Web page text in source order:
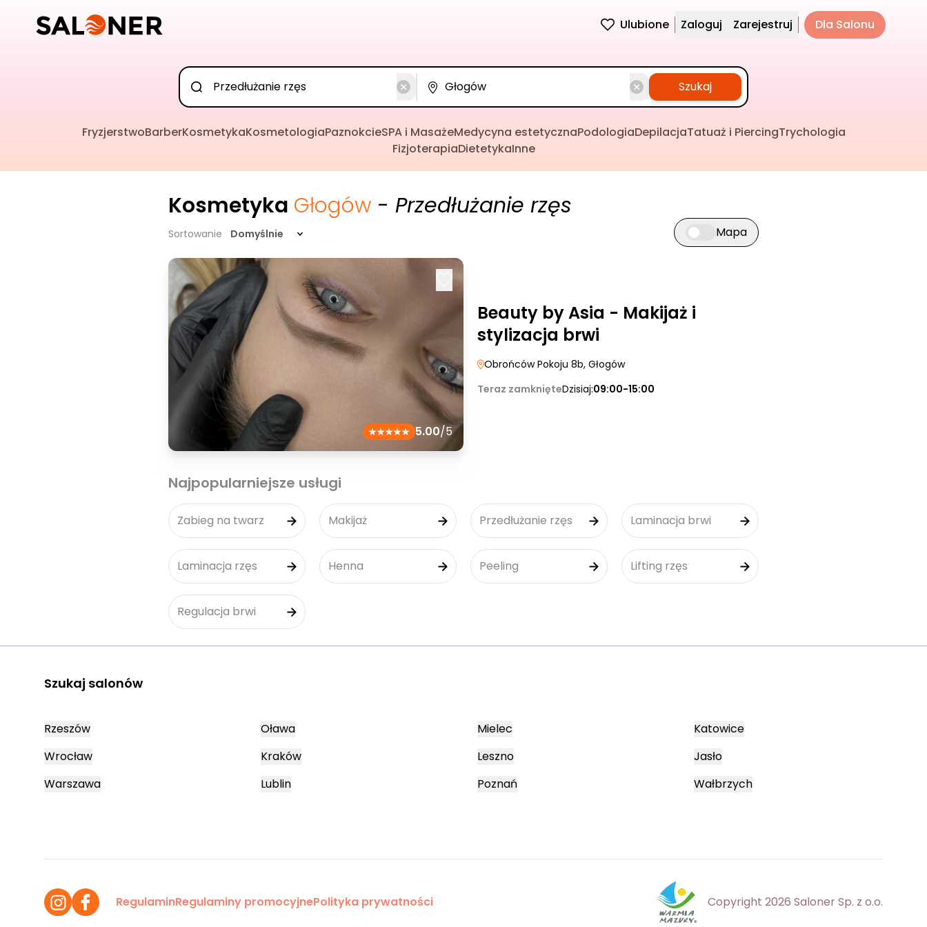
Ulubione Zaloguj Zarejestruj Dla Salonu
Szukaj
FryzjerstwoBarberKosmetykaKosmetologiaPaznokcieSPA i MasażeMedycyna estetycznaPodologiaDepilacjaTatuaż i PiercingTrychologia
FizjoterapiaDietetykaInne
Kosmetyka Głogów - Przedłużanie rzęs
Sortowanie Domyślnie Przełącz widok mapy
Mapa
5.00/5
Beauty by Asia - Makijaż i
stylizacja brwi
Obrońców Pokoju 8b, Głogów
Teraz zamknięteDzisiaj:09:00-15:00
Najpopularniejsze usługi
Zabieg na twarz Makijaż Przedłużanie rzęs Laminacja brwi
Laminacja rzęs Henna Peeling Lifting rzęs
Regulacja brwi
Szukaj salonów
Rzeszów
Wrocław
Warszawa
Oława
Kraków
Lublin
Mielec
Leszno
Poznań
Katowice
Jasło
Wałbrzych
RegulaminRegulaminy promocyjnePolityka prywatności Copyright 2026 Saloner Sp. z o.o.